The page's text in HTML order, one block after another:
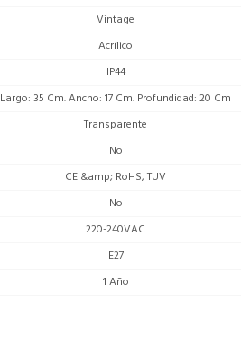
Vintage
Acrílico
IP44
Largo: 35 Cm. Ancho: 17 Cm. Profundidad: 20 Cm
Transparente
No
CE &amp; RoHS, TUV
No
220-240VAC
E27
1 Año